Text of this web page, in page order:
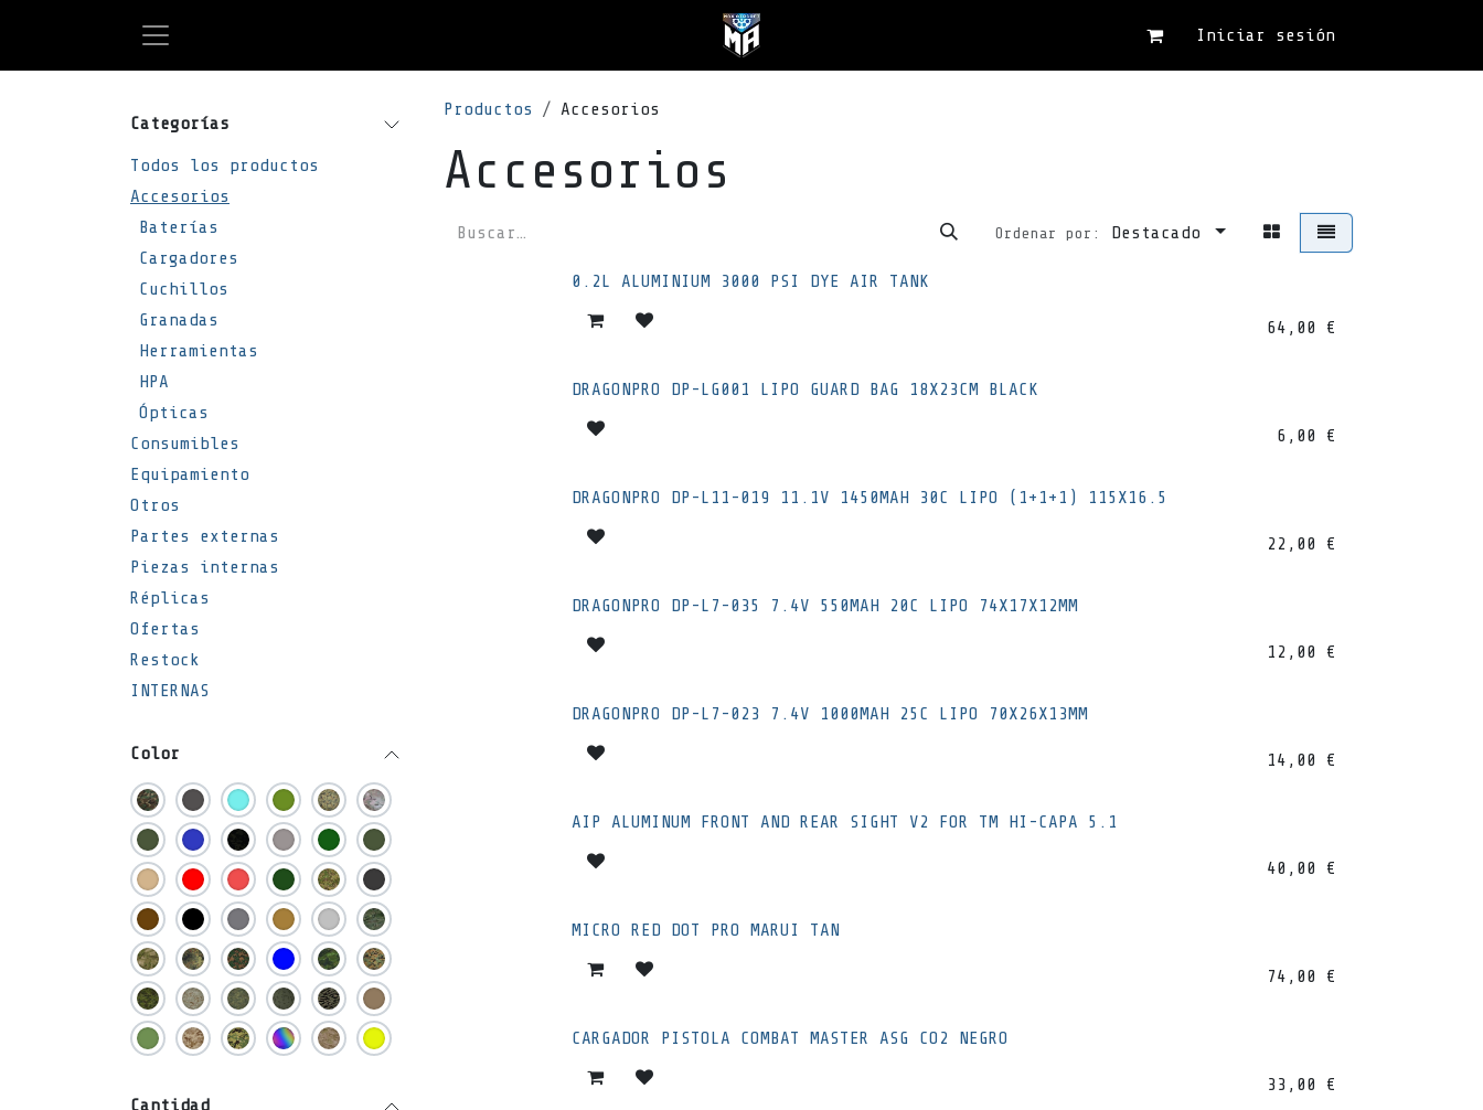
Iniciar sesión
Categorías
Todos los productos
Accesorios
Baterías
Cargadores
Cuchillos
Granadas
Herramientas
HPA
Ópticas
Consumibles
Equipamiento
Otros
Partes externas
Piezas internas
Réplicas
Ofertas
Restock
INTERNAS
Color
Cantidad
Productos Accesorios
Accesorios
Ordenar por: Destacado
0.2L ALUMINIUM 3000 PSI DYE AIR TANK
64,00 €
DRAGONPRO DP-LG001 LIPO GUARD BAG 18X23CM BLACK
6,00 €
DRAGONPRO DP-L11-019 11.1V 1450MAH 30C LIPO (1+1+1) 115X16.5
22,00 €
DRAGONPRO DP-L7-035 7.4V 550MAH 20C LIPO 74X17X12MM
12,00 €
DRAGONPRO DP-L7-023 7.4V 1000MAH 25C LIPO 70X26X13MM
14,00 €
AIP ALUMINUM FRONT AND REAR SIGHT V2 FOR TM HI-CAPA 5.1
40,00 €
MICRO RED DOT PRO MARUI TAN
74,00 €
CARGADOR PISTOLA COMBAT MASTER ASG CO2 NEGRO
33,00 €